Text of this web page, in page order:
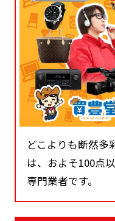
どこよりも断然多
は、およそ100点
専門業者です。